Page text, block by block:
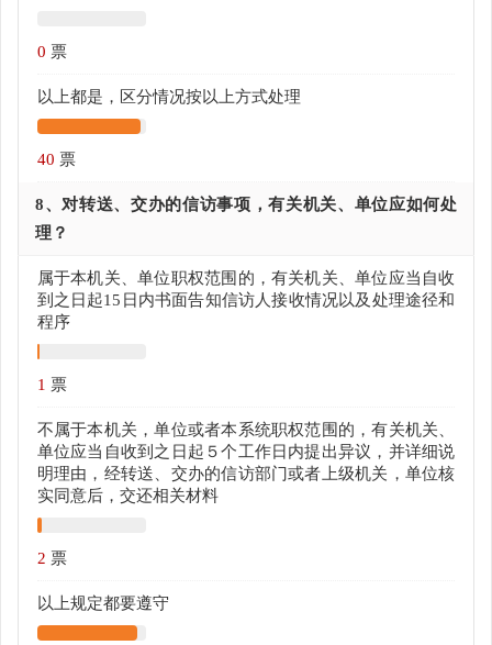
0 票
以上都是，区分情况按以上方式处理
40 票
8、对转送、交办的信访事项，有关机关、单位应如何处
理？
属于本机关、单位职权范围的，有关机关、单位应当自收
到之日起15日内书面告知信访人接收情况以及处理途径和
程序
1 票
不属于本机关，单位或者本系统职权范围的，有关机关、
单位应当自收到之日起５个工作日内提出异议，并详细说
明理由，经转送、交办的信访部门或者上级机关，单位核
实同意后，交还相关材料
2 票
以上规定都要遵守